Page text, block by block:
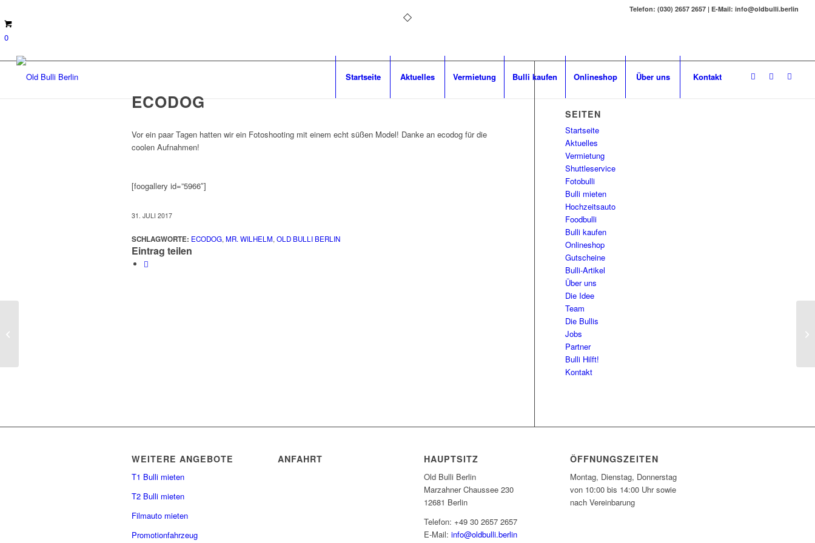
Telefon: (030) 2657 2657 | E-Mail: info@oldbulli.berlin
0
Startseite Aktuelles Vermietung Bulli kaufen Onlineshop Über uns Kontakt
ECODOG
Vor ein paar Tagen hatten wir ein Fotoshooting mit einem echt süßen Model! Danke an ecodog für die
coolen Aufnahmen!
[foogallery id=”5966″]
31. JULI 2017
SCHLAGWORTE: ECODOG, MR. WILHELM, OLD BULLI BERLIN
Eintrag teilen
SEITEN
Startseite
Aktuelles
Vermietung
Shuttleservice
Fotobulli
Bulli mieten
Hochzeitsauto
Foodbulli
Bulli kaufen
Onlineshop
Gutscheine
Bulli-Artikel
Über uns
Die Idee
Team
Die Bullis
Jobs
Partner
Bulli Hilft!
Kontakt
WEITERE ANGEBOTE
T1 Bulli mieten
T2 Bulli mieten
Filmauto mieten
Promotionfahrzeug
ANFAHRT HAUPTSITZ
Old Bulli Berlin
Marzahner Chaussee 230
12681 Berlin
Telefon: +49 30 2657 2657
E-Mail:info@oldbulli.berlin
ÖFFNUNGSZEITEN
Montag, Dienstag, Donnerstag
von 10:00 bis 14:00 Uhr sowie
nach Vereinbarung